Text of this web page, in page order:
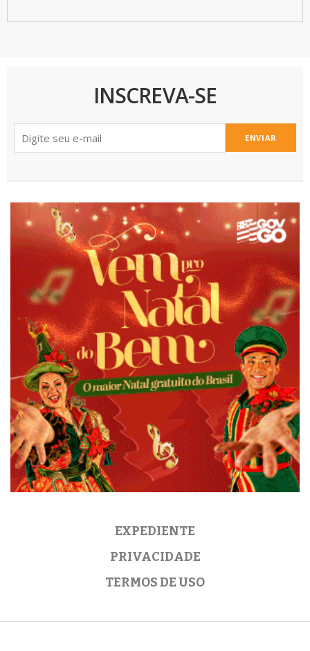
INSCREVA-SE
ENVIAR
EXPEDIENTE
PRIVACIDADE
TERMOS DE USO